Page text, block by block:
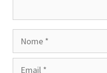
Nome
Email